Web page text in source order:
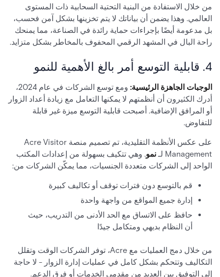
من خلال الاستفادة من البنية التحتية السحابية ذات المستوى
العالمي. وهذا يضمن أن بياناتك لا يتم تخزينها بشكل آمن فحسب،
بل مدعومة أيضًا بإجراءات حماية رائدة في الصناعة، مما يمنحك
راحة البال في المشهد الرقمي المحفوف بالمخاطر بشكل متزايد.
4. قابلية التوسع أمر بالغ الأهمية للنمو
الوجبات الجاهزة الرئيسية:
ومع توسع الشركات في عام 2024،
أدرك الكثيرون أن أنظمتهم لا يمكنها التعامل مع زيادة أعداد الزوار
أو المرافق الإضافية. أصبحت قابلية التوسع ميزة غير قابلة
للتفاوض.
على عكس الأنظمة التقليدية، تم تصميم منصة Acre Visitor
Management لـ
نمو. وهي تتكيف بسهولة من إعدادات المكتب
الواحد إلى الشركات متعددة الجنسيات، مما يمكّن الشركات من:
قم بالتوسع دون فترات توقف أو تكاليف كبيرة
إدارة جميع المواقع من واجهة واحدة
حافظ على الاتساق مع الحد الأدنى من التدريب، حيث
أن النظام بديهي ومتكامل جيدًا
من خلال دمج العمليات مع Acre، توفر الشركات الوقت وتقلل
التكاليف وتتحكم بشكل كامل في عمليات إدارة الزوار - لا حاجة
إلى التوفيق بين العديد من مقدمي الخدمات أو فرق الدعم.